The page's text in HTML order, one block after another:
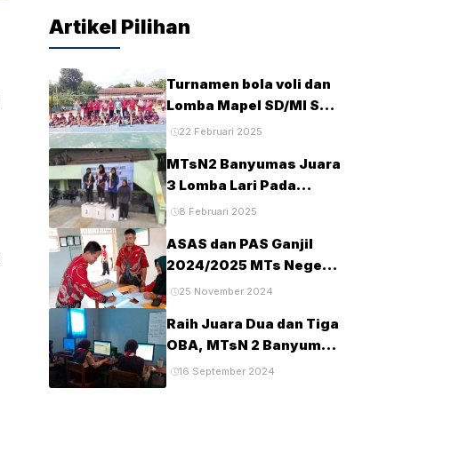
Artikel Pilihan
Turnamen bola voli dan
Lomba Mapel SD/MI Se-
kecamatan Tambak
Banyumas
22 Februari 2025
MTsN2 Banyumas Juara
3 Lomba Lari Pada
Porseni MTs Tingkat
Tahun 2025
8 Februari 2025
ASAS dan PAS Ganjil
2024/2025 MTs Negeri
2 Banyumas
Lancar
25 November 2024
Raih Juara Dua dan Tiga
OBA, MTsN 2 Banyumas
Lanjut Tingkat Provinsi
16 September 2024